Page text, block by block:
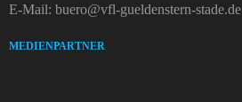
E-Mail: buero@vfl-gueldenstern-stade.de
MEDIENPARTNER